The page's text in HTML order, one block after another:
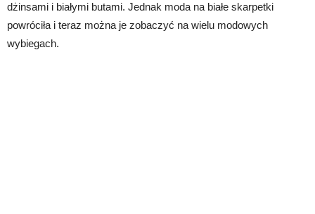
dżinsami i białymi butami. Jednak moda na białe skarpetki
powróciła i teraz można je zobaczyć na wielu modowych
wybiegach.